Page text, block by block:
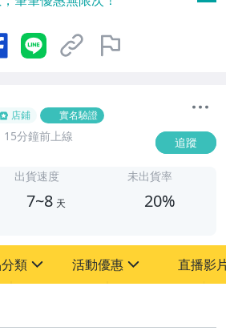
店鋪 實名驗證
15分鐘前上線 追蹤
出貨速度
7~8 天
未出貨率
20%
類 活動優惠 直播影